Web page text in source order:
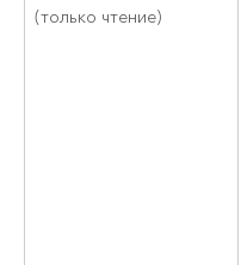
(только чтение)